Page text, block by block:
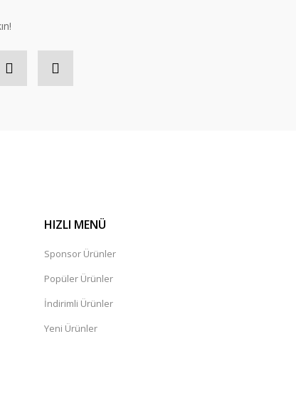
HIZLI MENÜ
Sponsor Ürünler
Popüler Ürünler
İndirimli Ürünler
Yeni Ürünler